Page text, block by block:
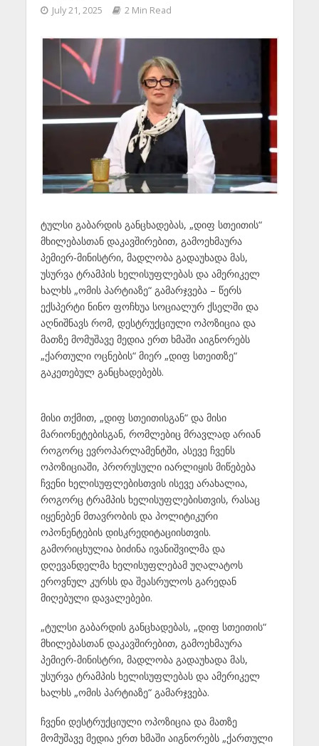
July 21, 2025 2 Min Read
ტულსი გაბარდის განცხადებას, „დიფ სთეითის“
მხილებასთან დაკავშირებით, გამოეხმაურა
პემიერ-მინისტრი, მადლობა გადაუხადა მას,
უსურვა ტრამპის ხელისუფლებას და ამერიკელ
ხალხს „ომის პარტიაზე“ გამარჯვება – წერს
ექსპერტი ნინო ფოჩხუა სოციალურ ქსელში და
აღნიშნავს რომ, დესტრუქციული ოპოზიცია და
მათზე მომუშავე მედია ერთ ხმაში აიგნორებს
„ქართული ოცნების“ მიერ „დიფ სთეითზე“
გაკეთებულ განცხადებებს.
მისი თქმით, „დიფ სთეითისგან“ და მისი
მარიონეტებისგან, რომლებიც მრავლად არიან
როგორც ევროპარლამენტში, ასევე ჩვენს
ოპოზიციაში, პრორუსული იარლიყის მიწებება
ჩვენი ხელისუფლებისთვის ისევე არახალია,
როგორც ტრამპის ხელისუფლებისთვის, რასაც
იყენებენ მთავრობის და პოლიტიკური
ოპონენტების დისკრედიტაციისთვის.
გამორიცხულია ბიძინა ივანიშვილმა და
დღევანდელმა ხელისუფლებამ უღალატოს
ეროვნულ კურსს და შეასრულოს გარედან
მიღებული დავალებები.
„ტულსი გაბარდის განცხადებას, „დიფ სთეითის“
მხილებასთან დაკავშირებით, გამოეხმაურა
პემიერ-მინისტრი, მადლობა გადაუხადა მას,
უსურვა ტრამპის ხელისუფლებას და ამერიკელ
ხალხს „ომის პარტიაზე“ გამარჯვება.
ჩვენი დესტრუქციული ოპოზიცია და მათზე
მომუშავე მედია ერთ ხმაში აიგნორებს „ქართული